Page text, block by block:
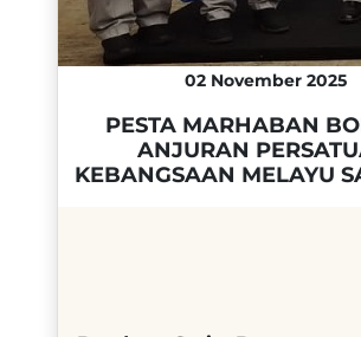
02 November 2025
PESTA MARHABAN
ANJURAN
KEBANGSAAN MELAYU